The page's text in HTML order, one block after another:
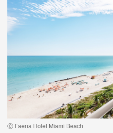
Ⓒ Faena Hotel Miami Beach